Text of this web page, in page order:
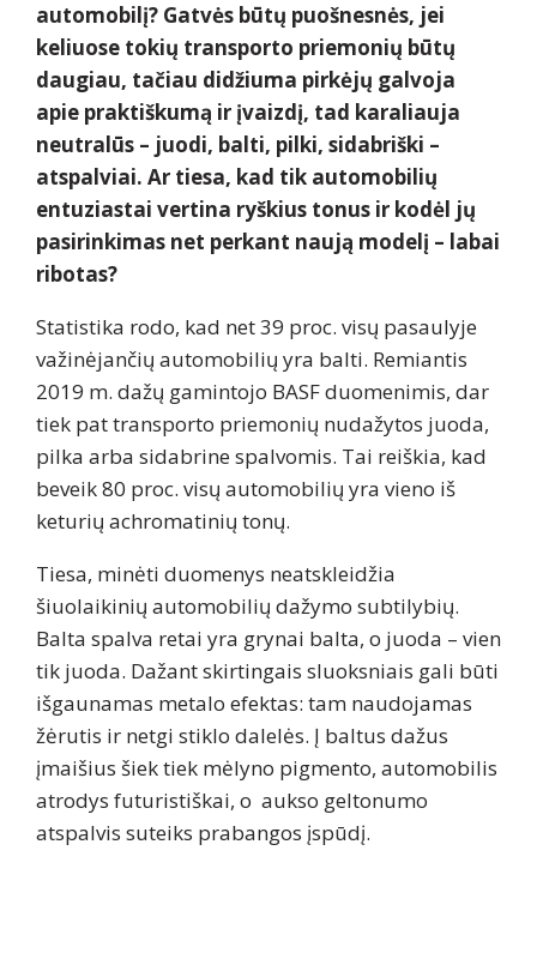
automobilį? Gatvės būtų puošnesnės, jei
keliuose tokių transporto priemonių būtų
daugiau, tačiau didžiuma pirkėjų galvoja
apie praktiškumą ir įvaizdį, tad karaliauja
neutralūs – juodi, balti, pilki, sidabriški –
atspalviai. Ar tiesa, kad tik automobilių
entuziastai vertina ryškius tonus ir kodėl jų
pasirinkimas net perkant naują modelį – labai
ribotas?
Statistika rodo, kad net 39 proc. visų pasaulyje
važinėjančių automobilių yra balti. Remiantis
2019 m. dažų gamintojo BASF duomenimis, dar
tiek pat transporto priemonių nudažytos juoda,
pilka arba sidabrine spalvomis. Tai reiškia, kad
beveik 80 proc. visų automobilių yra vieno iš
keturių achromatinių tonų.
Tiesa, minėti duomenys neatskleidžia
šiuolaikinių automobilių dažymo subtilybių.
Balta spalva retai yra grynai balta, o juoda – vien
tik juoda. Dažant skirtingais sluoksniais gali būti
išgaunamas metalo efektas: tam naudojamas
žėrutis ir netgi stiklo dalelės. Į baltus dažus
įmaišius šiek tiek mėlyno pigmento, automobilis
atrodys futuristiškai, o aukso geltonumo
atspalvis suteiks prabangos įspūdį.